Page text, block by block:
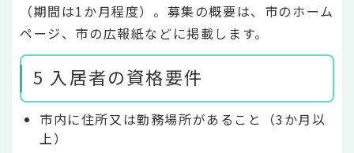
（期間は1か月程度）。募集の概要は、市のホーム
ページ、市の広報紙などに掲載します。
5 入居者の資格要件
市内に住所又は勤務場所があること（3か月以
上）